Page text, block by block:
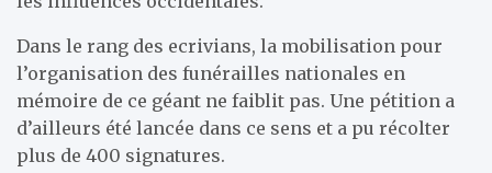
Dans le rang des ecrivians, la mobilisation pour
l’organisation des funérailles nationales en
mémoire de ce géant ne faiblit pas. Une pétition a
d’ailleurs été lancée dans ce sens et a pu récolter
plus de 400 signatures.